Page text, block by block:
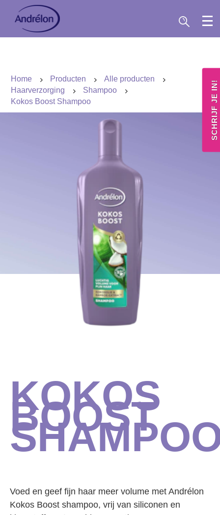
Home Producten
Alle producten
Haarverzorging
Shampoo
Kokos Boost Shampoo
KOKOS
BOOST
Voed en geef fijn haar meer volume met Andrélon
Kokos Boost shampoo, vrij van siliconen en
SCHRIJF JE IN!